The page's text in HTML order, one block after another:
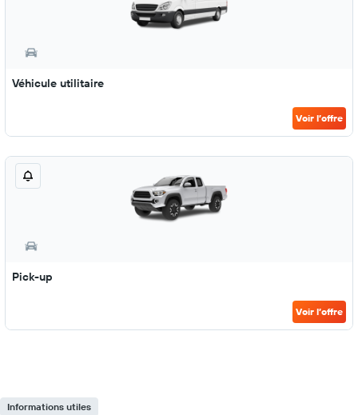
Véhicule utilitaire
Voir l’offre
Pick-up
Voir l’offre
Informations utiles